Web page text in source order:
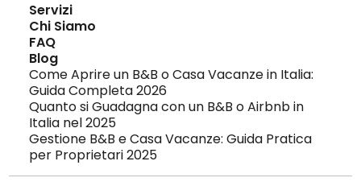
Servizi
Chi Siamo
FAQ
Blog
Come Aprire un B&B o Casa Vacanze in Italia:
Guida Completa 2026
Quanto si Guadagna con un B&B o Airbnb in
Italia nel 2025
Gestione B&B e Casa Vacanze: Guida Pratica
per Proprietari 2025